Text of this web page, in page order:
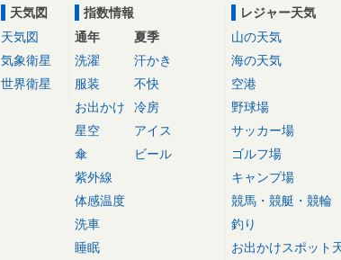
天気図
天気図
気象衛星
世界衛星
指数情報
通年
洗濯
服装
お出かけ
星空
傘
紫外線
体感温度
洗車
睡眠
夏季
汗かき
不快
冷房
アイス
ビール
レジャー天気
山の天気
海の天気
空港
野球場
サッカー場
ゴルフ場
キャンプ場
競馬・競艇・競輪
釣り
お出かけスポット